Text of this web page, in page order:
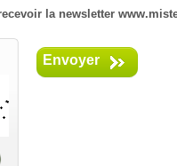
la newsletter
Envoyer